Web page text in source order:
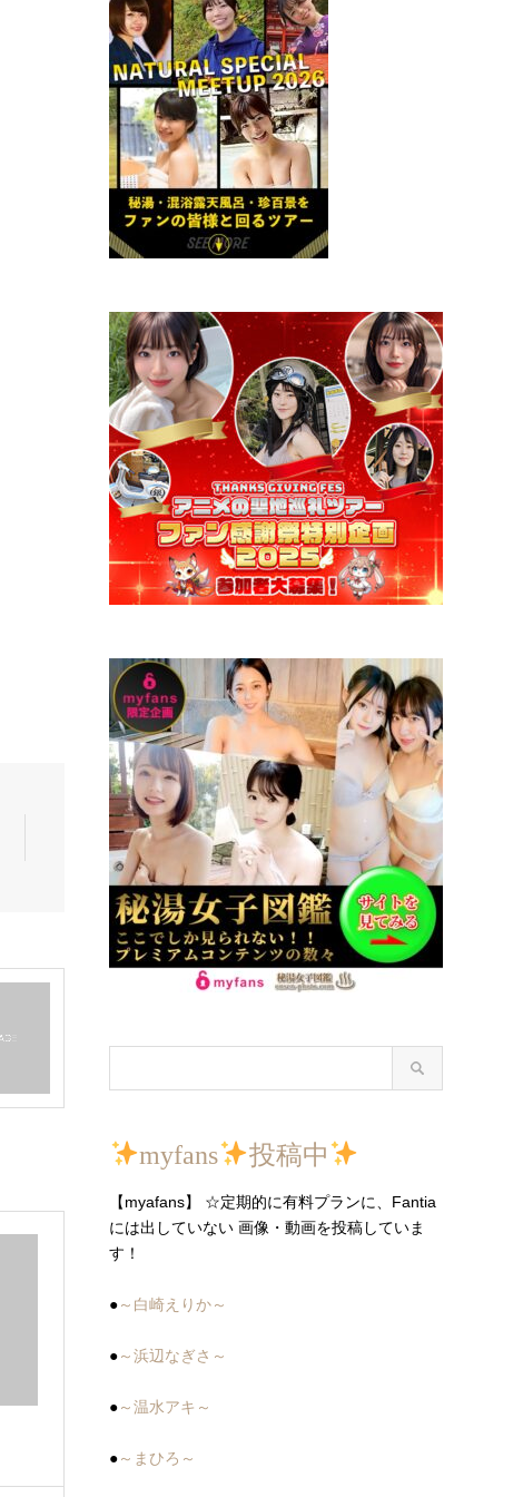
myfans 投稿中
【myafans】 ☆定期的に有料プランに、Fantia
には出していない 画像・動画を投稿していま
す！
●～白崎えりか～
●～浜辺なぎさ～
●～温水アキ～
●～まひろ～